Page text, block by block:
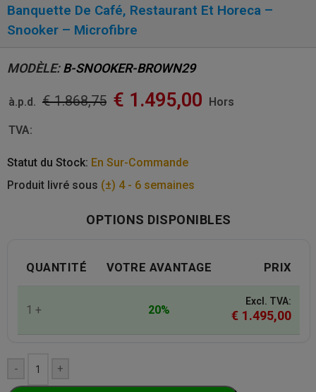
Banquette De Café, Restaurant Et Horeca –
Snooker – Microfibre
MODÈLE:B-SNOOKER-BROWN29
à.p.d. €1.868,75 € 1.495,00 Hors
TVA:
Statut du Stock: En Sur-Commande
Produit livré sous (±) 4 - 6 semaines
OPTIONS DISPONIBLES
QUANTITÉ VOTRE AVANTAGE PRIX
1 + 20%
Excl. TVA:
€ 1.495,00
- +